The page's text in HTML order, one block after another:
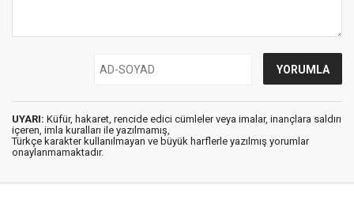
UYARI: Küfür, hakaret, rencide edici cümleler veya imalar, inançlara saldırı
içeren, imla kuralları ile yazılmamış,
Türkçe karakter kullanılmayan ve büyük harflerle yazılmış yorumlar
onaylanmamaktadır.